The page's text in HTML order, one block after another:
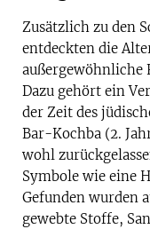
Zusätzlich zu den
entdeckten die
außergewöhnliche
Dazu gehört ein
der Zeit des
Bar-Kochba (2.
wohl
Symbole wie eine
Gefunden wurden
gewebte Stoffe,